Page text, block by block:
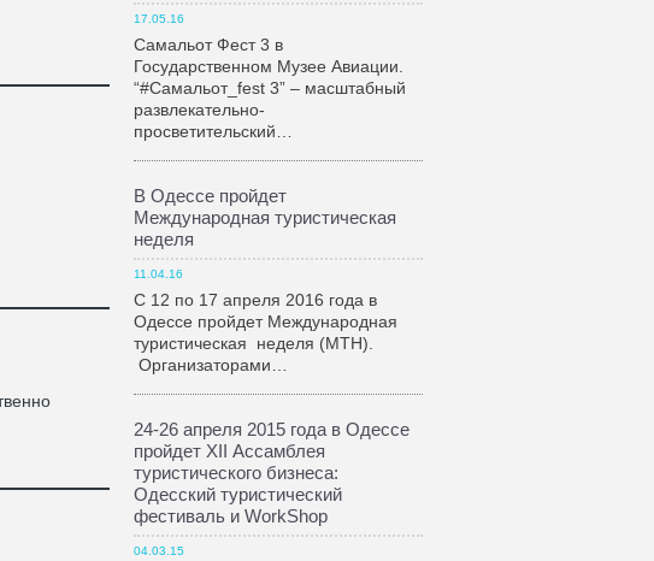
17.05.16
Самальот Фест 3 в
Государственном Музее Авиации.
“#Самальот_fest 3” – масштабный
развлекательно-
просветительский…
В Одессе пройдет
Международная туристическая
неделя
11.04.16
С 12 по 17 апреля 2016 года в
Одессе пройдет Международная
туристическая неделя (МТН).
Организаторами…
24-26 апреля 2015 года в Одессе
пройдет XII Ассамблея
туристического бизнеса:
Одесский туристический
фестиваль и WorkShop
04.03.15